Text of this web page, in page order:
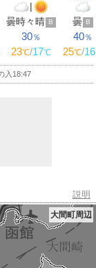
|
曇時々晴 B 曇 B
30％ 40％
23℃/17℃ 25℃/16
入18:47
説明
大間町周辺